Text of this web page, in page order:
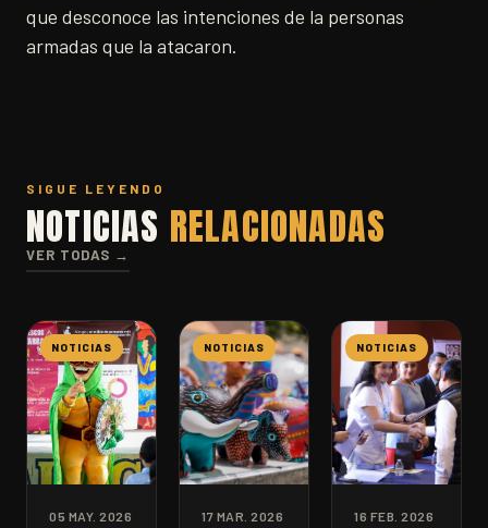
que desconoce las intenciones de la personas
armadas que la atacaron.
SIGUE LEYENDO
NOTICIAS RELACIONADAS
VER TODAS →
NOTICIAS
05 MAY. 2026
NOTICIAS
17 MAR. 2026
NOTICIAS
16 FEB. 2026